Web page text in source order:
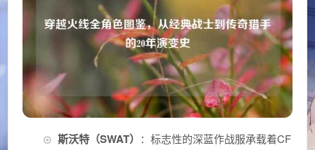
斯沃特（SWAT） ：标志性的深蓝作战服承载着CF